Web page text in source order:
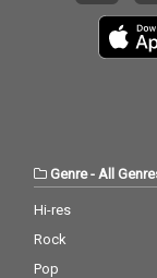
Genre- All
Hi-res
Rock
Pop